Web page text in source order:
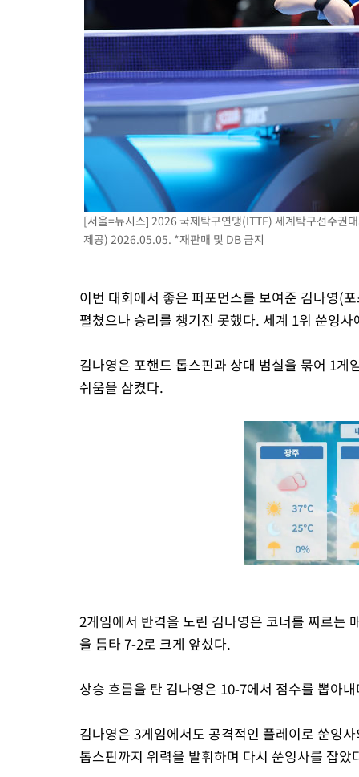
[서울=뉴시스] 2026 국제탁구연맹(ITTF) 세계탁구선수권
제공) 2026.05.05. *재판매 및 DB 금지
이번 대회에서 좋은 퍼포먼스를 보여준 김나영(
펼쳤으나 승리를 챙기진 못했다. 세계 1위 쑨잉
김나영은 포핸드 톱스핀과 상대 범실을 묶어 1
쉬움을 삼켰다.
2게임에서 반격을 노린 김나영은 코너를 찌르는
을 틈타 7-2로 크게 앞섰다.
상승 흐름을 탄 김나영은 10-7에서 점수를 뽑아
김나영은 3게임에서도 공격적인 플레이로 쑨잉
톱스핀까지 위력을 발휘하며 다시 쑨잉사를 잡았